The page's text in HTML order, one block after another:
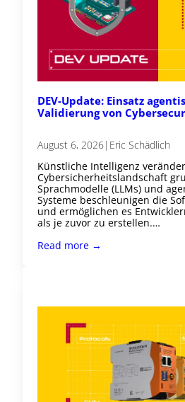
DEV-Update: Einsatz
Validierung von
August 6, 2026| Eric Schädlich
Künstliche Intelligenz
Cybersicherheitslandschaft
Sprachmodelle (LLMs) und
Systeme beschleunigen die
und ermöglichen es
als je zuvor zu erstellen.…
Read more →